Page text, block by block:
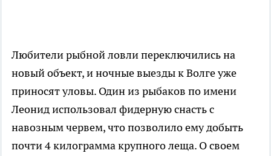
Любители рыбной ловли переключились на
новый объект, и ночные выезды к Волге уже
приносят уловы. Один из рыбаков по имени
Леонид использовал фидерную снасть с
навозным червем, что позволило ему добыть
почти 4 килограмма крупного леща. О своем